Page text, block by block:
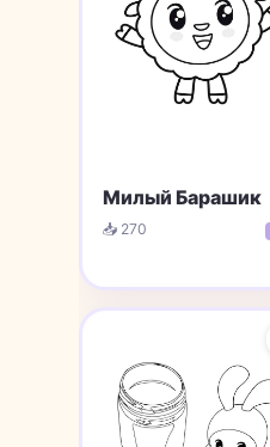
Милый Барашик
📥 270